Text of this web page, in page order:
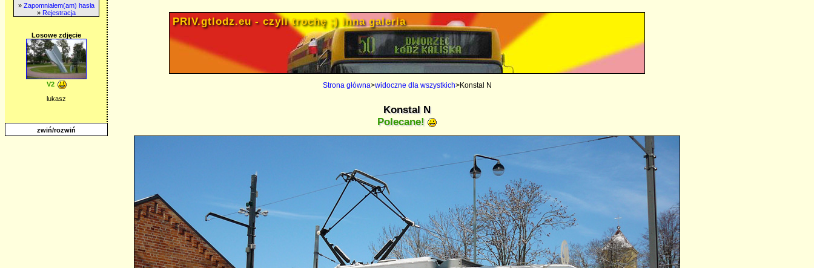
» Zapomniałem(am) hasła
» Rejestracja
Losowe zdjęcie
V2
lukasz
zwiń/rozwiń
PRIV.gtlodz.eu - czyli trochę ;) inna galeria
Strona główna>widoczne dla wszystkich>Konstal N
Konstal N
Polecane!